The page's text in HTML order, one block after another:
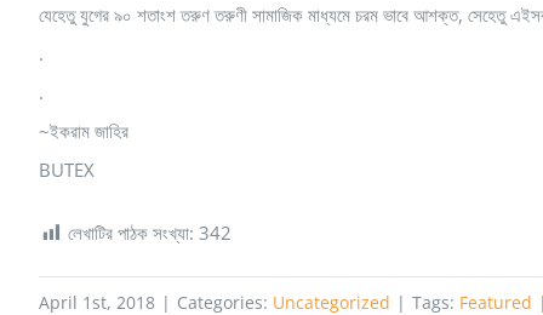
যেহেতু যুগের ৯০ শতাংশ তরুণ তরুণী সামাজিক মাধ্যমে চরম ভাবে আশক্ত, সেহেতু
.
.
~ইকরাম জাহির
BUTEX
লেখাটির পাঠক সংখ্যা: 342
April 1st, 2018 | Categories: Uncategorized | Tags: Featured |